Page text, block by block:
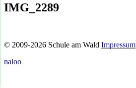
IMG_2289
© 2009-2026 Schule am Wald Impressum
naloo